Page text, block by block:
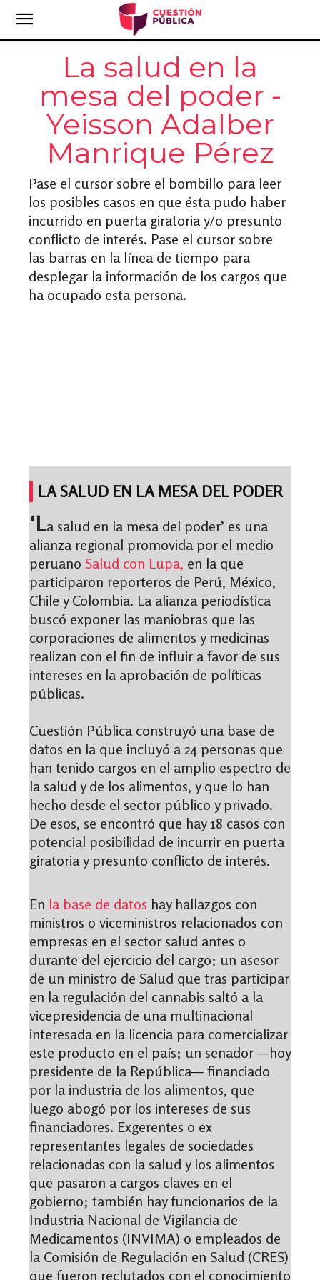
La salud en la
mesa del poder -
Yeisson Adalber
Manrique Pérez
Pase el cursor sobre el bombillo para leer
los posibles casos en que ésta pudo haber
incurrido en puerta giratoria y/o presunto
conflicto de interés. Pase el cursor sobre
las barras en la línea de tiempo para
desplegar la información de los cargos que
ha ocupado esta persona.
LA SALUD EN LA MESA DEL PODER
‘La salud en la mesa del poder’ es una
alianza regional promovida por el medio
peruano Salud con Lupa, en la que
participaron reporteros de Perú, México,
Chile y Colombia. La alianza periodística
buscó exponer las maniobras que las
corporaciones de alimentos y medicinas
realizan con el fin de influir a favor de sus
intereses en la aprobación de políticas
públicas.
Cuestión Pública construyó una base de
datos en la que incluyó a 24 personas que
han tenido cargos en el amplio espectro de
la salud y de los alimentos, y que lo han
hecho desde el sector público y privado.
De esos, se encontró que hay 18 casos con
potencial posibilidad de incurrir en puerta
giratoria y presunto conflicto de interés.
En la base de datos hay hallazgos con
ministros o viceministros relacionados con
empresas en el sector salud antes o
durante del ejercicio del cargo; un asesor
de un ministro de Salud que tras participar
en la regulación del cannabis saltó a la
vicepresidencia de una multinacional
interesada en la licencia para comercializar
este producto en el país; un senador —hoy
presidente de la República— financiado
por la industria de los alimentos, que
luego abogó por los intereses de sus
financiadores. Exgerentes o ex
representantes legales de sociedades
relacionadas con la salud y los alimentos
que pasaron a cargos claves en el
gobierno; también hay funcionarios de la
Industria Nacional de Vigilancia de
Medicamentos (INVIMA) o empleados de
la Comisión de Regulación en Salud (CRES)
que fueron reclutados con el conocimiento